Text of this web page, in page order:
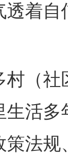
着自
（社
活
策法